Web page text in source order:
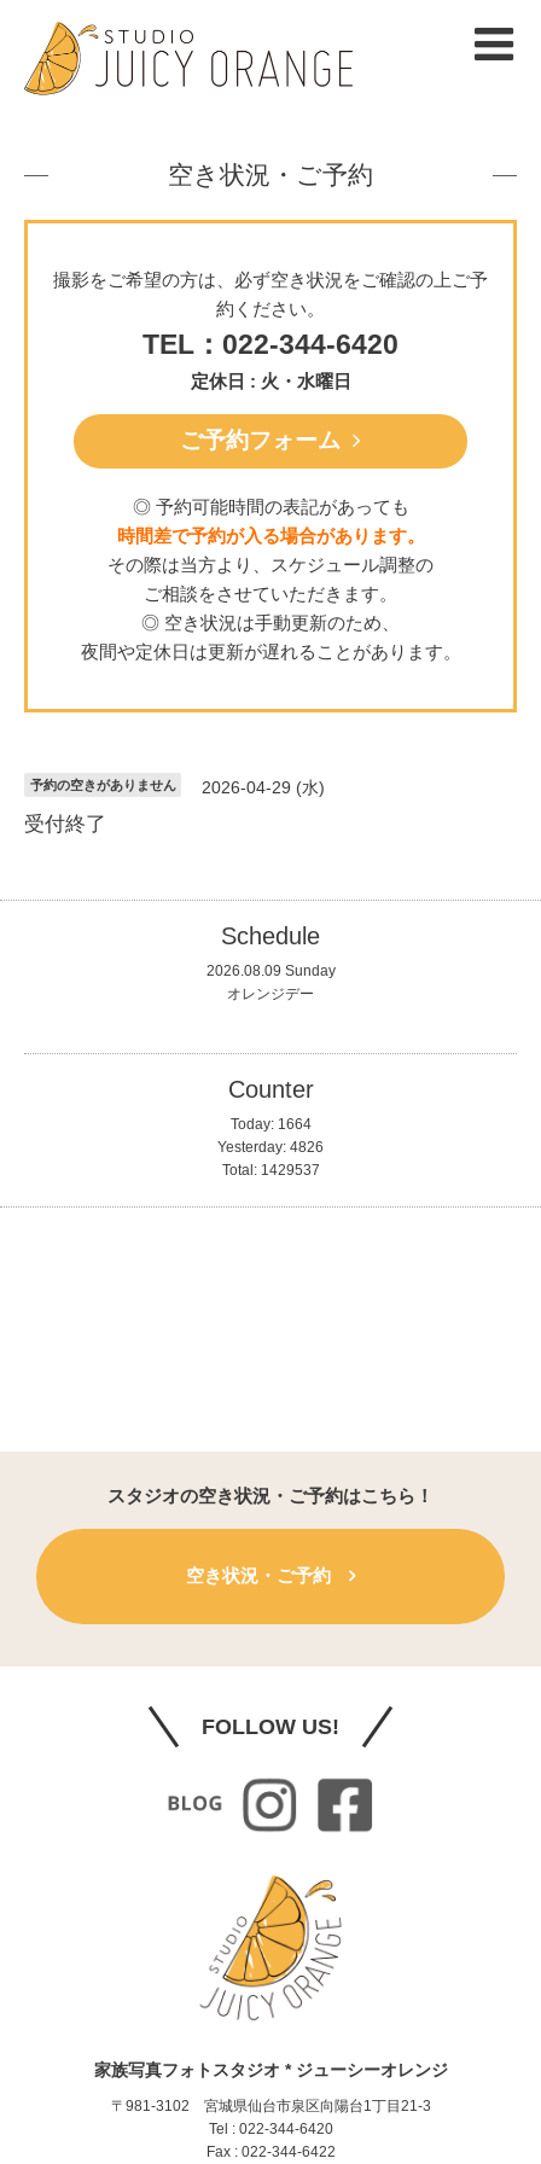
空き状況・ご予約
撮影をご希望の方は、必ず空き状況をご確認の上ご予
約ください。
TEL：022-344-6420
定休日 : 火・水曜日
ご予約フォーム
◎ 予約可能時間の表記があっても
時間差で予約が入る場合があります。
その際は当方より、スケジュール調整の
ご相談をさせていただきます。
◎ 空き状況は手動更新のため、
夜間や定休日は更新が遅れることがあります。
予約の空きがありません 2026-04-29 (水)
受付終了
Schedule
2026.08.09 Sunday
オレンジデー
Counter
Today: 1664
Yesterday: 4826
Total: 1429537
スタジオの空き状況・ご予約はこちら！
空き状況・ご予約
FOLLOW US!
家族写真フォトスタジオ * ジューシーオレンジ
〒981-3102 宮城県仙台市泉区向陽台1丁目21-3
Tel : 022-344-6420
Fax : 022-344-6422